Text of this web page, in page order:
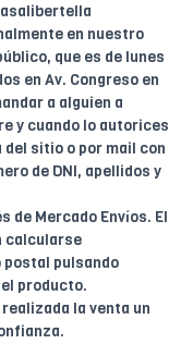
en nuestro
que es de lunes
en Av. Congreso en
a alguien a
y cuando lo autorices
sitio o por mail con
de DNI, apellidos y
de Mercado Envíos. El
calcularse
pulsando
producto.
la venta un